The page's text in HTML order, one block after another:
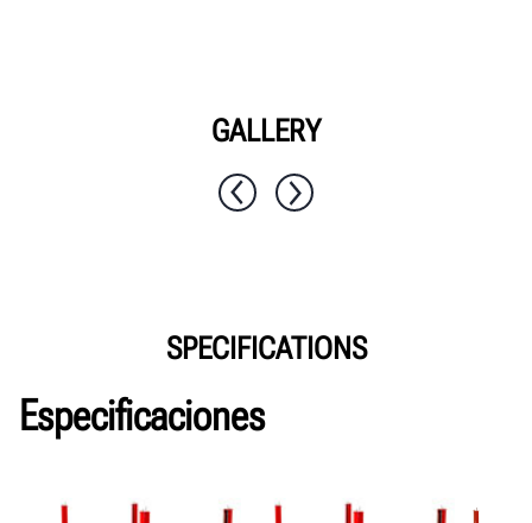
GALLERY
SPECIFICATIONS
Especificaciones